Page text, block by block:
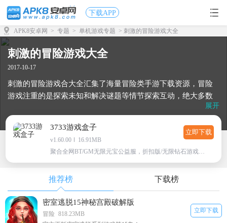
下载APP
APK8安卓网 > 专题 > 单机游戏专题 > 刺激的冒险游戏大全
刺激的冒险游戏大全
2017-10-17
刺激的冒险游戏合大全汇集了海量冒险类手游下载资源，冒险
游戏注重的是探索未知和解决谜题等情节探索互动，绝大多数
冒险游戏还会依托一个强大的故事剧情来烘托整个冒险故事的
旅程，而冒险游戏也是更加的考验玩家的观察力和分析能力。
展开
3733游戏盒子
v1.60.00
16.91MB
聚合全网BT/GM无限元宝公益服，折扣版/无限钻石游戏下载
立即下载
推荐榜 下载榜
密室逃脱15神秘宫殿破解版
冒险 818.23MB
立即下载